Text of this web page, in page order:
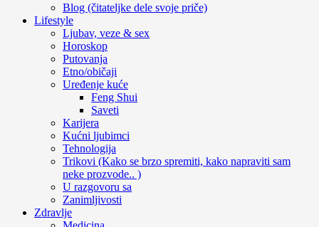
Blog (čitateljke dele svoje priče)
Lifestyle
Ljubav, veze & sex
Horoskop
Putovanja
Etno/običaji
Uređenje kuće
Feng Shui
Saveti
Karijera
Kućni ljubimci
Tehnologija
Trikovi (Kako se brzo spremiti, kako napraviti sam
neke prozvode.. )
U razgovoru sa
Zanimljivosti
Zdravlje